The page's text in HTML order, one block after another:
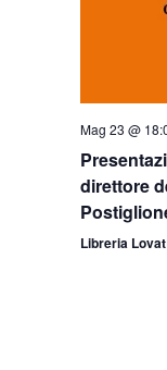
Mag 23 @
direttore
Libreria Lovat